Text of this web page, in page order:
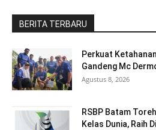
BERITA TERBARU
Perkuat
Gandeng Mc
Agustus 8, 2026
RSBP Batam
Kelas Dunia, Raih